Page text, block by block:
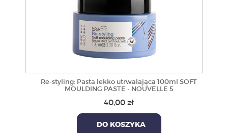
Re-styling: Pasta lekko utrwalająca 100ml SOFT
MOULDING PASTE - NOUVELLE 5
40,00 zł
DO KOSZYKA